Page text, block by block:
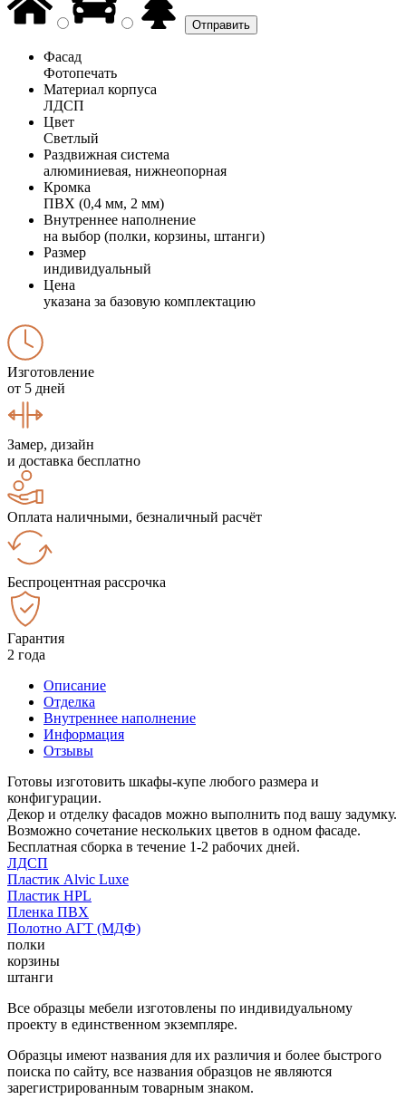
Фасад
Фотопечать
Материал корпуса
ЛДСП
Цвет
Светлый
Раздвижная система
алюминиевая, нижнеопорная
Кромка
ПВХ (0,4 мм, 2 мм)
Внутреннее наполнение
на выбор (полки, корзины, штанги)
Размер
индивидуальный
Цена
указана за базовую комплектацию
Изготовление
от 5 дней
Замер, дизайн
и доставка бесплатно
Оплата наличными, безналичный расчёт
Беспроцентная рассрочка
Гарантия
2 года
Описание
Отделка
Внутреннее наполнение
Информация
Отзывы
Готовы изготовить шкафы-купе любого размера и
конфигурации.
Декор и отделку фасадов можно выполнить под вашу задумку.
Возможно сочетание нескольких цветов в одном фасаде.
Бесплатная сборка в течение 1-2 рабочих дней.
ЛДСП
Пластик Alvic Luxe
Пластик HPL
Пленка ПВХ
Полотно АГТ (МДФ)
полки
корзины
штанги
Все образцы мебели изготовлены по индивидуальному
проекту в единственном экземпляре.
Образцы имеют названия для их различия и более быстрого
поиска по сайту, все названия образцов не являются
зарегистрированным товарным знаком.